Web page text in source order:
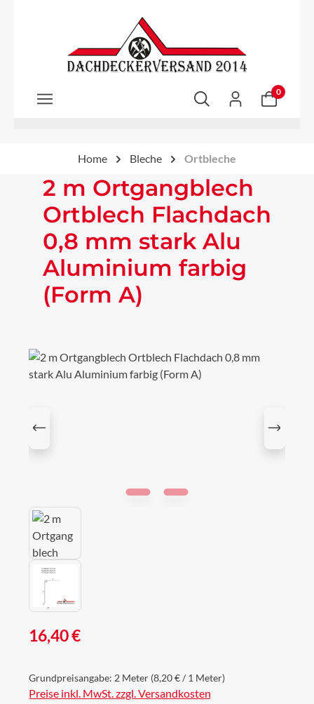
Zum Hauptinhalt springen
0
Home Bleche Ortbleche
2 m Ortgangblech
Ortblech Flachdach
0,8 mm stark Alu
Aluminium farbig
(Form A)
Bildergalerie überspringen
Regulärer Preis:
16,40 €
Grundpreisangabe: 2 Meter (8,20 € / 1 Meter)
Preise inkl. MwSt. zzgl. Versandkosten